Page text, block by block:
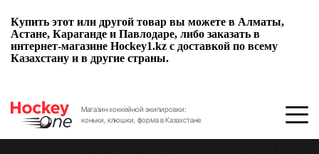
Купить этот или другой товар вы можете в Алматы,
Астане, Караганде и Павлодаре, либо заказать в
интернет-магазине Hockey1.kz с доставкой по всему
Казахстану и в другие страны.
Магазин хоккейной экипировки:
коньки, клюшки, форма в Казахстане